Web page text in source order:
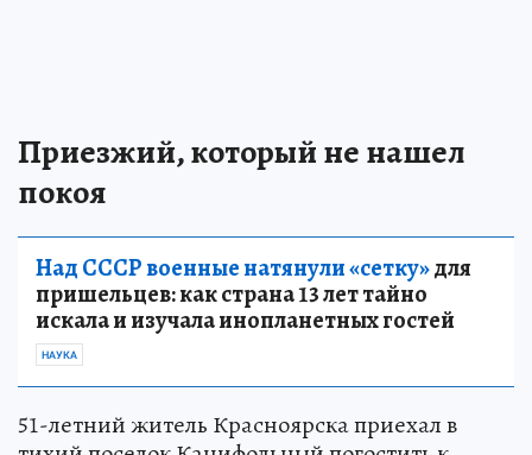
Приезжий, который не нашел
покоя
Над СССР военные натянули «сетку»для
пришельцев: как страна 13 лет тайно
искала и изучала инопланетных гостей
НАУКА
51-летний житель Красноярска приехал в